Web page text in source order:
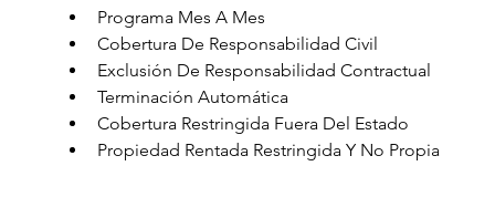
Programa Mes A Mes
Cobertura De Responsabilidad Civil
Exclusión De Responsabilidad Contractual
Terminación Automática
Cobertura Restringida Fuera Del Estado
Propiedad Rentada Restringida Y No Propia